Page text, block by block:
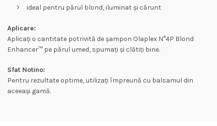
ideal pentru părul blond, iluminat și cărunt
Aplicare:
Aplicați o cantitate potrivită de șampon Olaplex N°4P Blond
Enhancer™ pe părul umed, spumați și clătiți bine.
Sfat Notino:
Pentru rezultate optime, utilizați împreună cu balsamul din
aceeași gamă.